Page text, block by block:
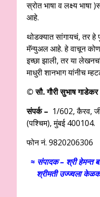
स्रोत भाषा व लक्ष्य भाषा
आहे.
थोडक्यात सांगायचं, तर
मॅन्युअल आहे. हे वाचून
इच्छा झाली, तर या
माधुरी शानभाग यांनीच
©सौ. गौरी सुभाष गाडेकर
संपर्क – 1/602, कैरव,
(पश्चिम), मुंबई 400104.
फोन नं. 9820206306
≈ संपादक – श्री हेमन्त
श्रीमती उज्ज्वला